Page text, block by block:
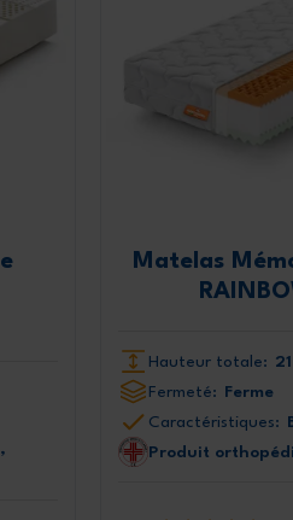
Matelas
Hauteur totale:
Fermeté: Ferme
Caractéristiques:
Produit